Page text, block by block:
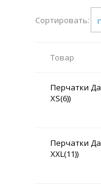
Сортировать:
Товар
Перчатки
XS(6))
Перчатки
XXL(11))